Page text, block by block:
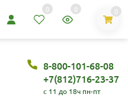
0 0 0
8-800-101-68-08
+7(812)716-23-37
c 11 до 18ч пн-пт